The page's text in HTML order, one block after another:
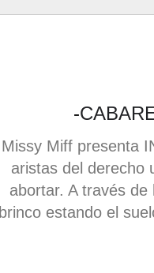
-
Missy Miff presenta
aristas del derecho
abortar. A través
brinco estando el